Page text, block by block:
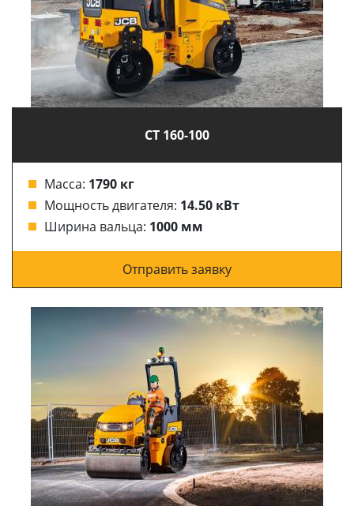
CT 160-100
Масса: 1790 кг
Мощность двигателя: 14.50 кВт
Ширина вальца: 1000 мм
Отправить заявку